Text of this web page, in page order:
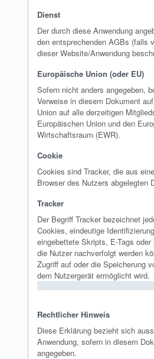
Dienst
Der durch diese Anwendung
den entsprechenden AGBs (falls
dieser Website/Anwendung
Europäische Union (oder EU)
Sofern nicht anders angegeben,
Verweise in diesem Dokument
Union auf alle derzeitigen
Europäischen Union und den
Wirtschaftsraum (EWR).
Cookie
Cookies sind Tracker, die aus
Browser des Nutzers abgelegten
Tracker
Der Begriff Tracker bezeichnet
Cookies, eindeutige
eingebettete Skripts, E-Tags
die Nutzer nachverfolgt werden
Zugriff auf oder die Speicherung
dem Nutzergerät ermöglicht wird.
Rechtlicher Hinweis
Diese Erklärung bezieht sich
Anwendung, sofern in diesem
angegeben.